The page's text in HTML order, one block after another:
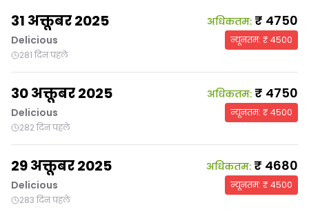
31 अक्तूबर 2025
Delicious
281 दिन पहले
अधिकतम: ₹ 4750
न्यूनतम: ₹4500
30 अक्तूबर 2025
Delicious
282 दिन पहले
अधिकतम: ₹ 4750
न्यूनतम: ₹4500
29 अक्तूबर 2025
Delicious
283 दिन पहले
अधिकतम: ₹ 4680
न्यूनतम: ₹4500